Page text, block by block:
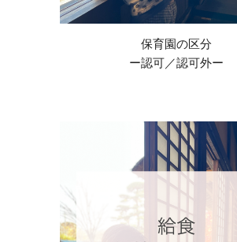
保育園の区分
ー認可／認可外ー